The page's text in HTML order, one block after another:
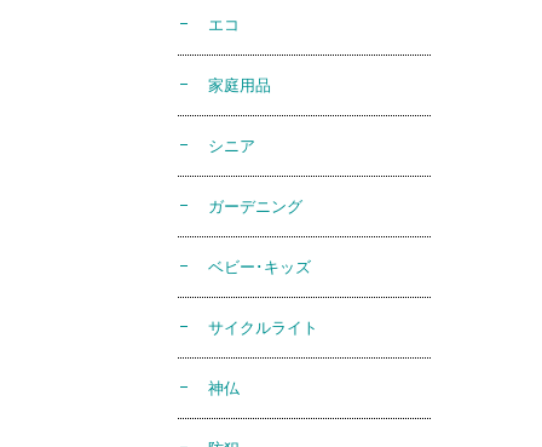
エコ
家庭用品
シニア
ガーデニング
ベビー･キッズ
サイクルライト
神仏